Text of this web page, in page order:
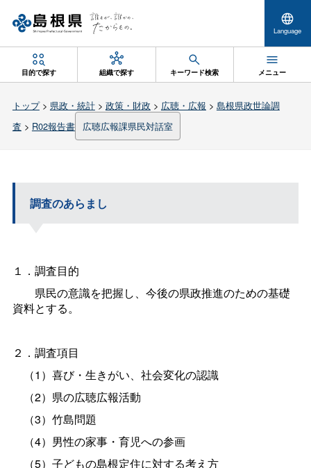
Language
目的で探す 組織で探す キーワード検索 メニュー
トップ> 県政・統計> 政策・財政 > 広聴・広報 > 島根県政世論調
査 > R02報告書 広聴広報課県民対話室
調査のあらまし
１．調査目的
県民の意識を把握し、今後の県政推進のための基礎
資料とする。
２．調査項目
（1）喜び・生きがい、社会変化の認識
（2）県の広聴広報活動
（3）竹島問題
（4）男性の家事・育児への参画
（5）子どもの島根定住に対する考え方